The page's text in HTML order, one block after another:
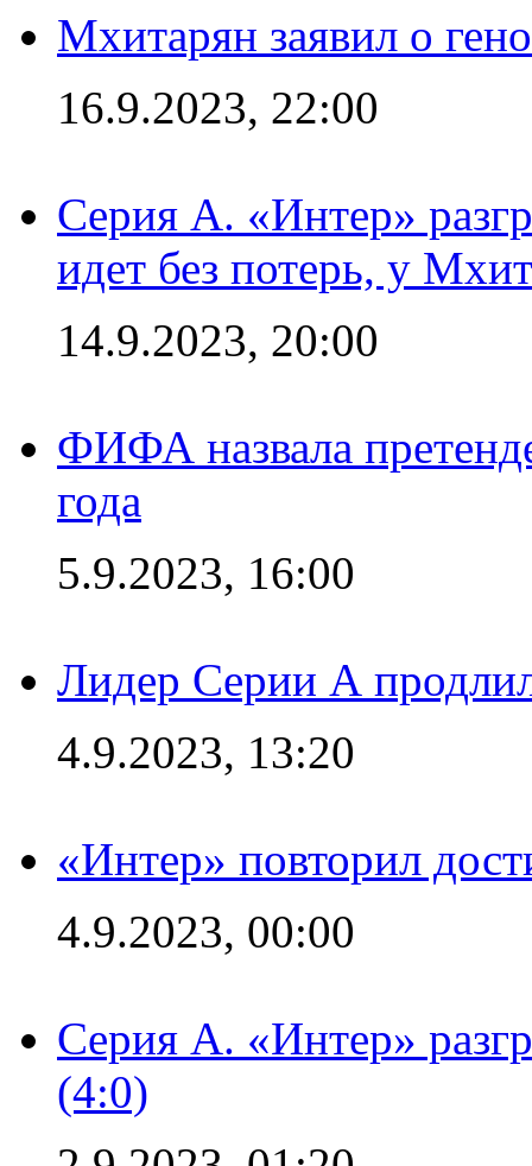
Мхитарян заявил о
16.9.2023, 22:00
Серия А. «Интер»
идет без потерь, у
14.9.2023, 20:00
ФИФА назвала
года
5.9.2023, 16:00
Лидер Серии А
4.9.2023, 13:20
«Интер» повторил
4.9.2023, 00:00
Серия А. «Интер»
(4:0)